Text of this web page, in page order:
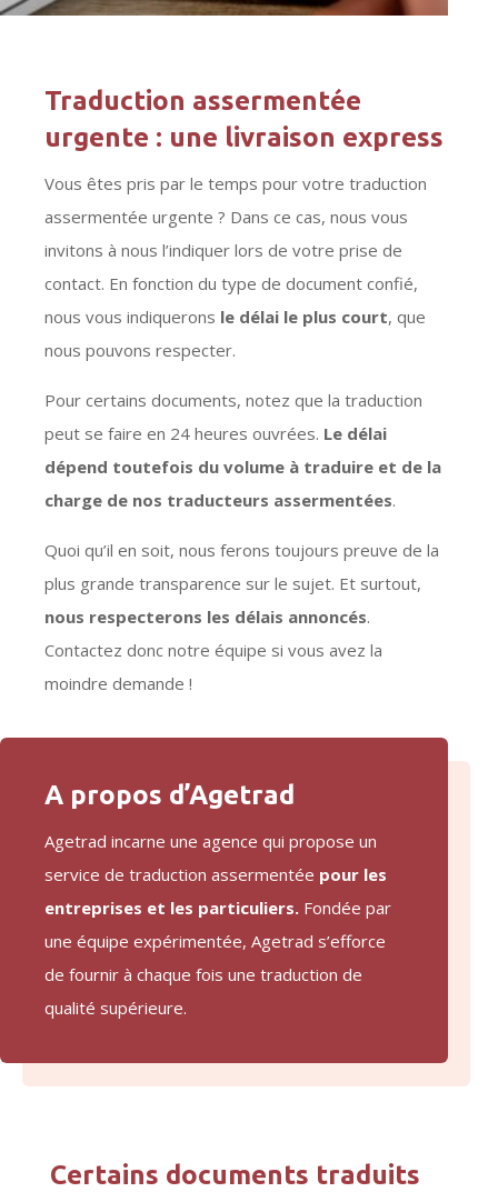
Traduction assermentée
urgente : une livraison express
Vous êtes pris par le temps pour votre traduction
assermentée urgente ? Dans ce cas, nous vous
invitons à nous l’indiquer lors de votre prise de
contact. En fonction du type de document confié,
nous vous indiquerons le délai le plus court, que
nous pouvons respecter.
Pour certains documents, notez que la traduction
peut se faire en 24 heures ouvrées. Le délai
dépend toutefois du volume à traduire et de la
charge de nos traducteurs assermentées.
Quoi qu’il en soit, nous ferons toujours preuve de la
plus grande transparence sur le sujet. Et surtout,
nous respecterons les délais annoncés.
Contactez donc notre équipe si vous avez la
moindre demande !
A propos d’Agetrad
Agetrad incarne une agence qui propose un
service de traduction assermentée pour les
entreprises et les particuliers. Fondée par
une équipe expérimentée, Agetrad s’efforce
de fournir à chaque fois une traduction de
qualité supérieure.
Certains documents traduits